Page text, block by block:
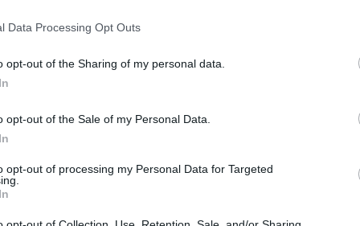
Data Processing Opt Outs
opt-out of the Sharing of my personal data.
opt-out of the Sale of my Personal Data.
opt-out of processing my Personal Data for Targeted
εξαιρετικά μικρή ποσότητα νερού, γεγονός που
την ανάπτυξη βακτηρίων και μικροοργανισμών.
έχει όξινο pH, το οποίο δημιουργεί ένα
για τους περισσότερους παθογόνους
οι μέλισσες παράγουν ειδικά ένζυμα κατά
δημιουργίας του μελιού. Τα ένζυμα αυτά
μικρών ποσοτήτων υπεροξειδίου του
μιας ουσίας με φυσικές αντιβακτηριακές